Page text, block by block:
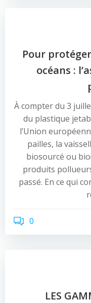
Pour
océans :
À compter du 3
du plastique
l’Union
pailles, la
biosourcé ou
produits
passé. En ce qui
0
LES